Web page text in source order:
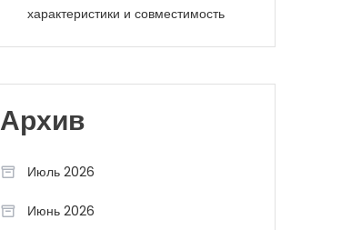
характеристики и совместимость
Архив
Июль 2026
Июнь 2026